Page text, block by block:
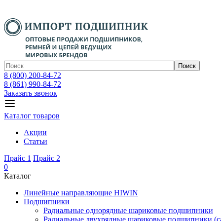
Поиск
8 (800) 200-84-72
8 (861) 990-84-72
Заказать звонок
Каталог товаров
Акции
Статьи
Прайс 1 Прайс 2
0
Каталог
Линейные направляющие HIWIN
Подшипники
Радиальные однорядные шариковые подшипники
Радиальные двухрядные шариковые подшипники